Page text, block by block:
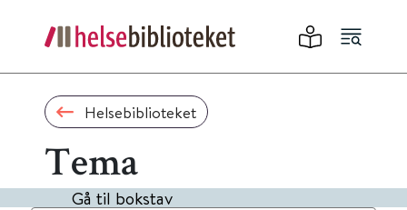
Helsebiblioteket
Tema
Gå til bokstav